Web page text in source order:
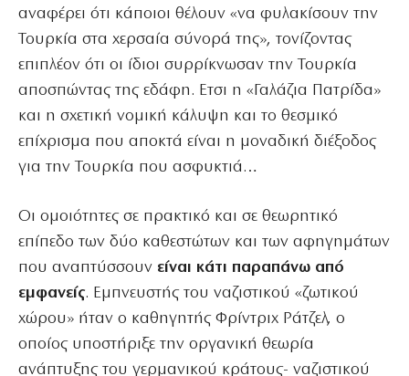
αναφέρει ότι κάποιοι θέλουν «να φυλακίσουν την
Τουρκία στα χερσαία σύνορά της», τονίζοντας
επιπλέον ότι οι ίδιοι συρρίκνωσαν την Τουρκία
αποσπώντας της εδάφη. Ετσι η «Γαλάζια Πατρίδα»
και η σχετική νομική κάλυψη και το θεσμικό
επίχρισμα που αποκτά είναι η μοναδική διέξοδος
για την Τουρκία που ασφυκτιά…
Οι ομοιότητες σε πρακτικό και σε θεωρητικό
επίπεδο των δύο καθεστώτων και των αφηγημάτων
που αναπτύσσουν είναι κάτι παραπάνω από
εμφανείς. Εμπνευστής του ναζιστικού «ζωτικού
χώρου» ήταν ο καθηγητής Φρίντριχ Ράτζελ, ο
οποίος υποστήριξε την οργανική θεωρία
ανάπτυξης του γερμανικού κράτους- ναζιστικού